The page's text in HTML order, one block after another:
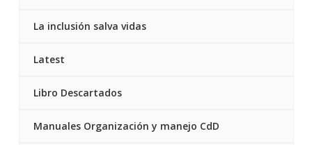
La inclusión salva vidas
Latest
Libro Descartados
Manuales Organización y manejo CdD